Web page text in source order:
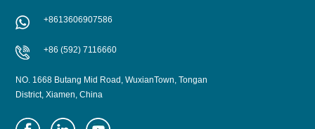
+8613606907586
+86 (592) 7116660
NO. 1668 Butang Mid Road, WuxianTown, Tongan
District, Xiamen, China